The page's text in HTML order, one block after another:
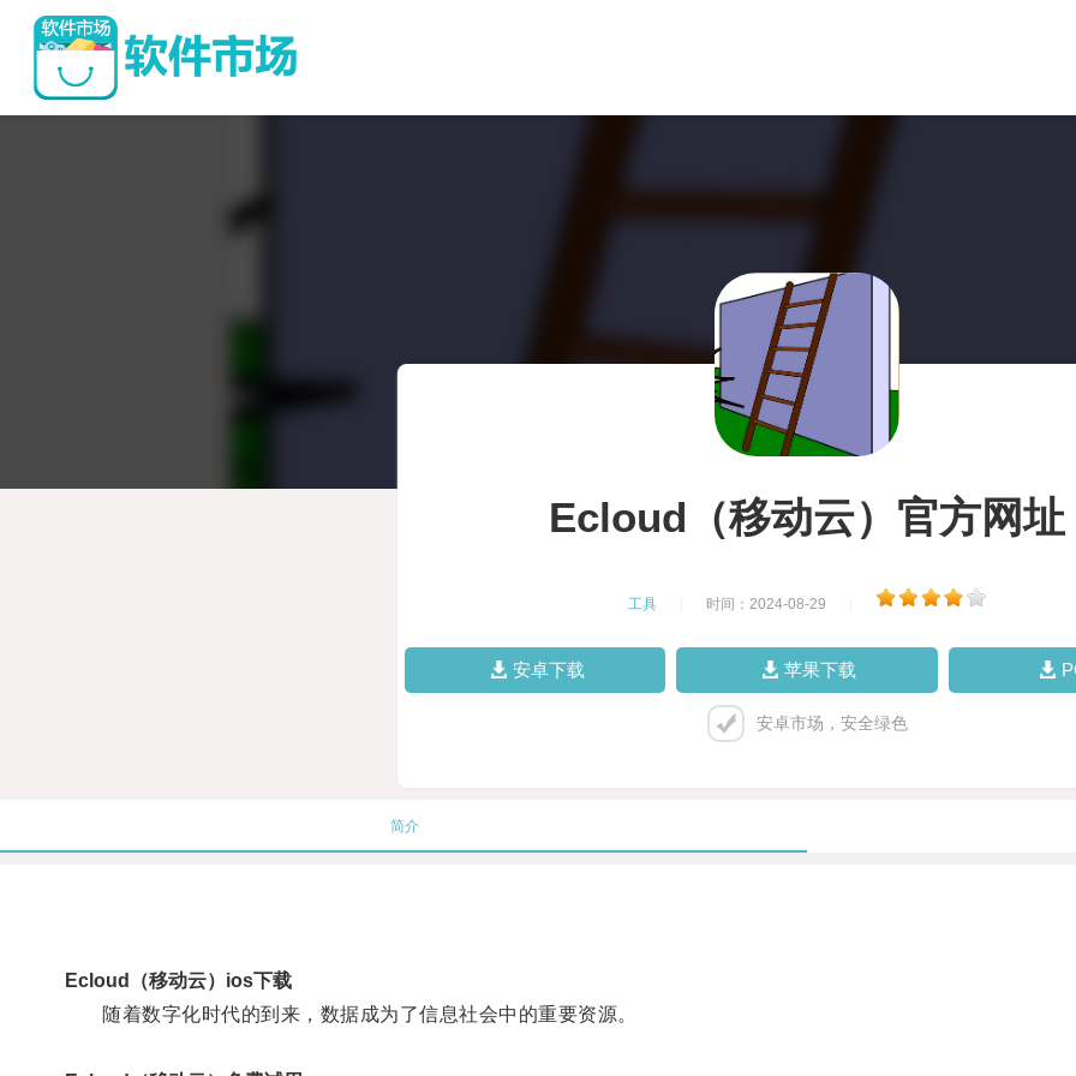
Ecloud（移动云）官方网址
工具 时间：2024-08-29
安卓下载 苹果下载
安卓市场，安全绿色
简介
Ecloud（移动云）ios下载
随着数字化时代的到来，数据成为了信息社会中的重要资源。